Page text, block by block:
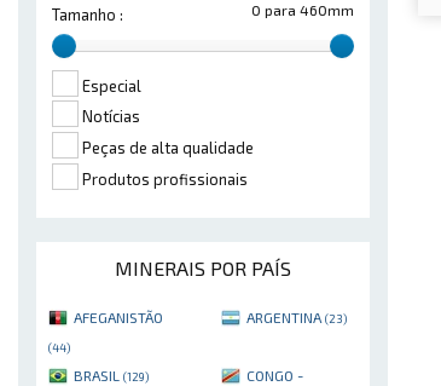
0 para 460mm
Tamanho :
Especial
Notícias
Peças de alta qualidade
Produtos profissionais
MINERAIS POR PAÍS
AFEGANISTÃO
(44)
ARGENTINA (23)
BRASIL (129)
CONGO -